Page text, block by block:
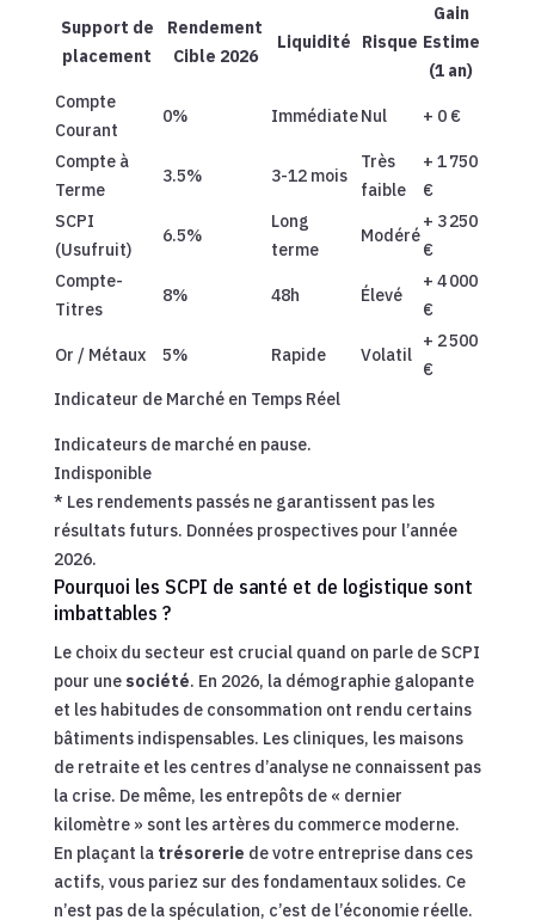
Support de
placement
Rendement
Cible 2026
Liquidité Risque
Gain
Estime
(1 an)
Compte
Courant
0% ImmédiateNul + 0 €
Compte à
Terme
3.5% 3-12 mois
Très
faible
+ 1 750
€
SCPI
(Usufruit)
6.5%
Long
terme
Modéré
+ 3 250
€
Compte-
Titres
8% 48h Élevé
+ 4 000
€
Or / Métaux 5% Rapide Volatil
+ 2 500
€
Indicateur de Marché en Temps Réel
Indicateurs de marché en pause.
Indisponible
* Les rendements passés ne garantissent pas les
résultats futurs. Données prospectives pour l’année
2026.
Pourquoi les SCPI de santé et de logistique sont
imbattables ?
Le choix du secteur est crucial quand on parle de SCPI
pour une société. En 2026, la démographie galopante
et les habitudes de consommation ont rendu certains
bâtiments indispensables. Les cliniques, les maisons
de retraite et les centres d’analyse ne connaissent pas
la crise. De même, les entrepôts de « dernier
kilomètre » sont les artères du commerce moderne.
En plaçant la trésorerie de votre entreprise dans ces
actifs, vous pariez sur des fondamentaux solides. Ce
n’est pas de la spéculation, c’est de l’économie réelle.